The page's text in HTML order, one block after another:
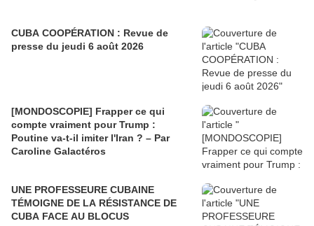
CUBA COOPÉRATION : Revue de
presse du jeudi 6 août 2026
[MONDOSCOPIE] Frapper ce qui
compte vraiment pour Trump :
Poutine va-t-il imiter l'Iran ? – Par
Caroline Galactéros
UNE PROFESSEURE CUBAINE
TÉMOIGNE DE LA RÉSISTANCE DE
CUBA FACE AU BLOCUS